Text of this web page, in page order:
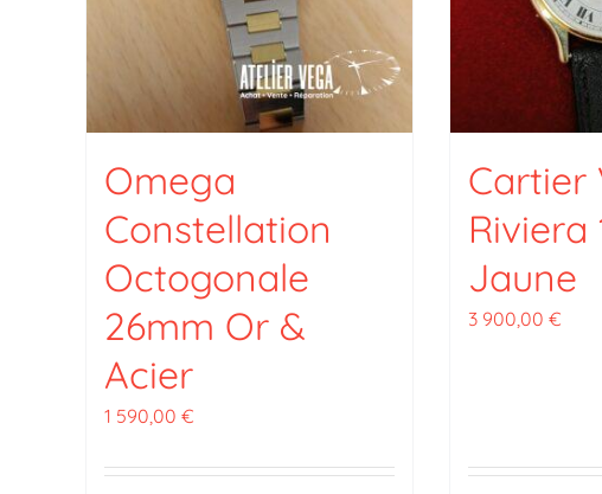
Omega
Constellation
Octogonale
26mm Or &
Acier
1 590,00 €
Cartier
Riviera
Jaune
3 900,00€